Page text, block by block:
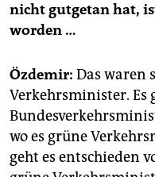
nicht gutgetan hat,
worden …
Özdemir: Das waren
Verkehrsminister. Es
wo es grüne
geht es entschieden